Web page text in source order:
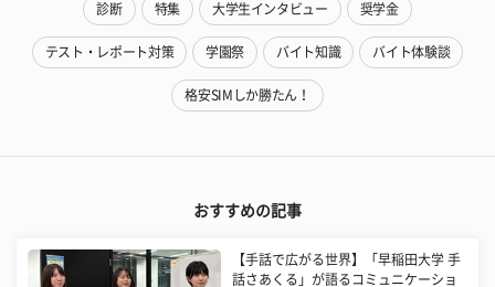
診断 特集 大学生インタビュー 奨学金
テスト・レポート対策 学園祭 バイト知識 バイト体験談
格安SIMしか勝たん！
おすすめの記事
【手話で広がる世界】「早稲田大学 手
話さあくる」が語るコミュニケーショ